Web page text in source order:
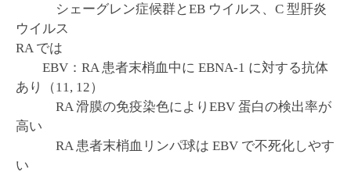
シェーグレン症候群とEB ウイルス、C 型肝炎
ウイルス
RA では
EBV：RA 患者末梢血中に EBNA-1 に対する抗体
あり（11, 12）
RA 滑膜の免疫染色によりEBV 蛋白の検出率が
高い
RA 患者末梢血リンパ球は EBV で不死化しやす
い